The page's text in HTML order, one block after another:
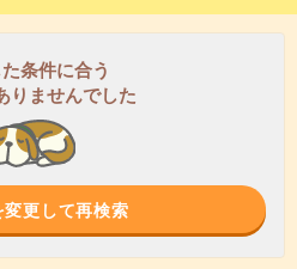
条件に合う
りませんでした
変更して再検索